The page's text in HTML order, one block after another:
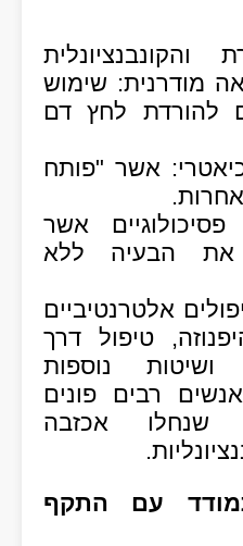
והקונבנציונלית
מודרנית: שימוש
להורדת לחץ דם
: אשר "פותח
פסיכולוגיים אשר
את הבעיה ללא
אלטרנטיביים
טיפול דרך
ושיטות נוספות
רבים פונים
שנחלו אכזבה
עם התקף